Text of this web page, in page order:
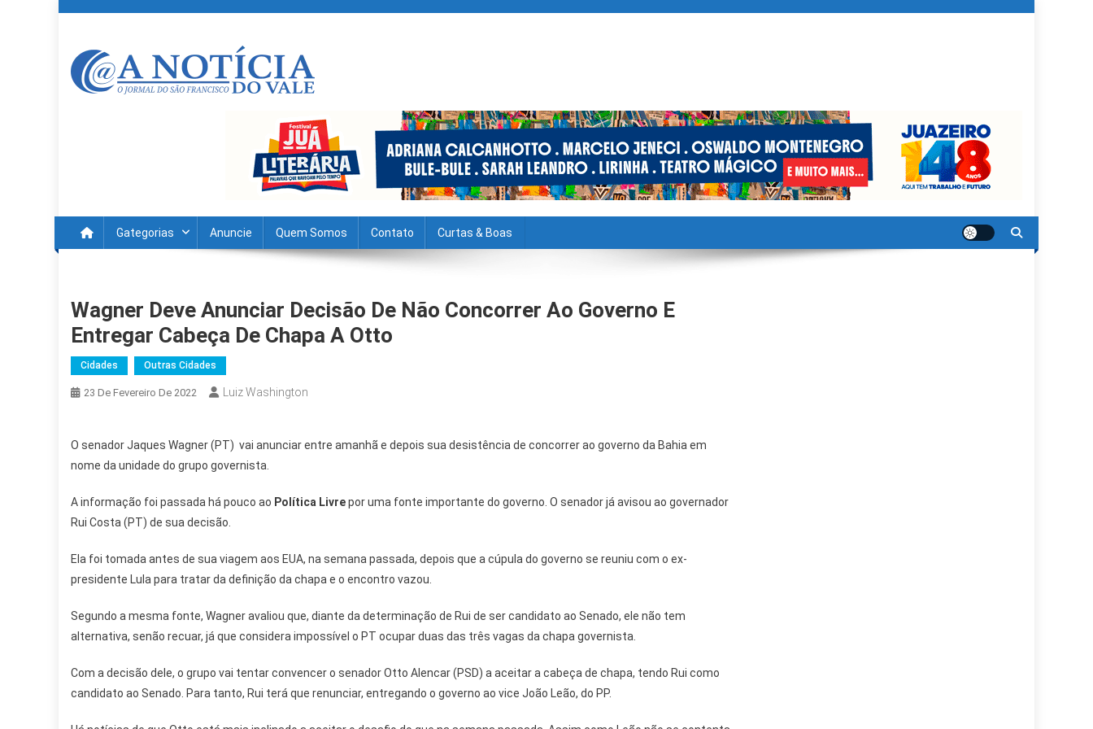
content
Gategorias Anuncie Quem Somos Contato Curtas & Boas
Wagner Deve Anunciar Decisão De Não Concorrer Ao Governo E
Entregar Cabeça De Chapa A Otto
Cidades Outras Cidades
23 De Fevereiro De 2022 Luiz Washington
O senador Jaques Wagner (PT) vai anunciar entre amanhã e depois sua desistência de concorrer ao governo da Bahia em
nome da unidade do grupo governista.
A informação foi passada há pouco ao Política Livrepor uma fonte importante do governo. O senador já avisou ao governador
Rui Costa (PT) de sua decisão.
Ela foi tomada antes de sua viagem aos EUA, na semana passada, depois que a cúpula do governo se reuniu com o ex-
presidente Lula para tratar da definição da chapa e o encontro vazou.
Segundo a mesma fonte, Wagner avaliou que, diante da determinação de Rui de ser candidato ao Senado, ele não tem
alternativa, senão recuar, já que considera impossível o PT ocupar duas das três vagas da chapa governista.
Com a decisão dele, o grupo vai tentar convencer o senador Otto Alencar (PSD) a aceitar a cabeça de chapa, tendo Rui como
candidato ao Senado. Para tanto, Rui terá que renunciar, entregando o governo ao vice João Leão, do PP.